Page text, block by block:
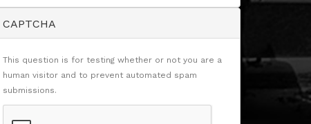
CAPTCHA
This question is for testing whether or not you are a
human visitor and to prevent automated spam
submissions.